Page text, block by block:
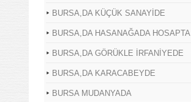
BURSA,DA KÜÇÜK SANAYİDE
BURSA,DA HASANAĞADA HOSAPTA
BURSA,DA GÖRÜKLE İRFANİYEDE
BURSA,DA KARACABEYDE
BURSA MUDANYADA